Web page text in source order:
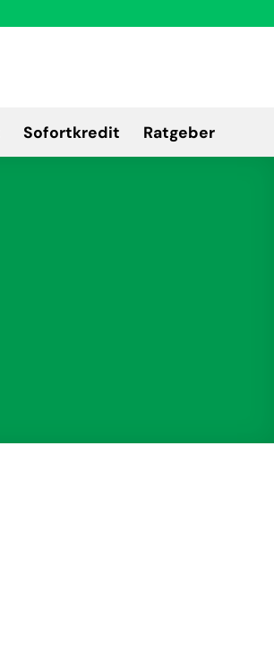
Sofortkredit Ratgeber